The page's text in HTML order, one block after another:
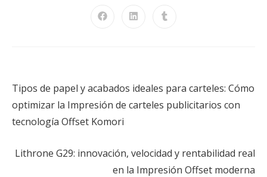
Tipos de papel y acabados ideales para carteles: Cómo
optimizar la Impresión de carteles publicitarios con
tecnología Offset Komori
Lithrone G29: innovación, velocidad y rentabilidad real
en la Impresión Offset moderna